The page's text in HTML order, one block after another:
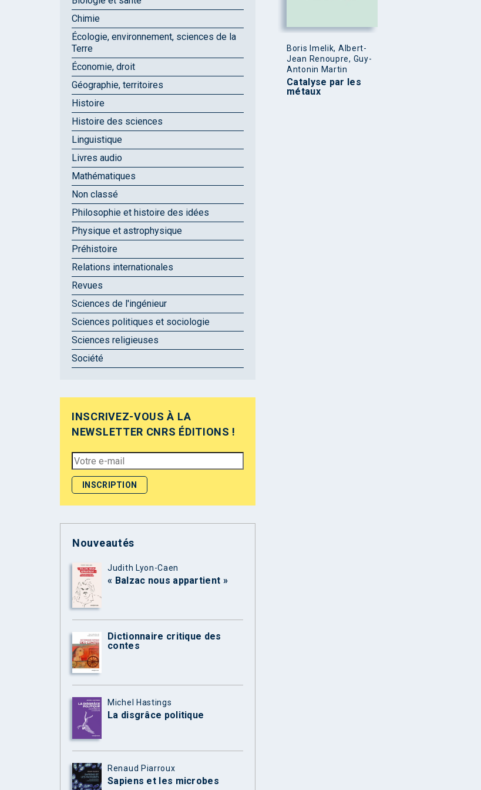
Boris Imelik, Albert-
Jean Renoupre, Guy-
Antonin Martin
Catalyse par les
métaux
Chimie
Écologie, environnement, sciences de la
Terre
Économie, droit
Géographie, territoires
Histoire
Histoire des sciences
Linguistique
Livres audio
Mathématiques
Non classé
Philosophie et histoire des idées
Physique et astrophysique
Préhistoire
Relations internationales
Revues
Sciences de l'ingénieur
Sciences politiques et sociologie
Sciences religieuses
Société
INSCRIVEZ-VOUS À LA
NEWSLETTER CNRS ÉDITIONS !
Nouveautés
Judith Lyon-Caen
« Balzac nous appartient »
Dictionnaire critique des
contes
Michel Hastings
La disgrâce politique
Renaud Piarroux
Sapiens et les microbes